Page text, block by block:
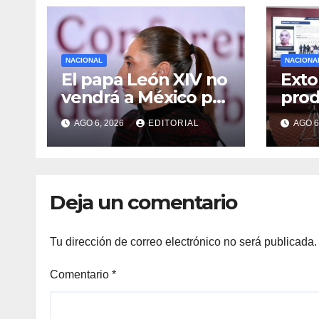
NACIONAL
El papa León XIV no
vendrá a México por
el momento:
Sheinbaum
AGO 6, 2026 EDITORIAL
red
AGO
Deja un comentario
Tu dirección de correo electrónico no será publicada.
Comentario *